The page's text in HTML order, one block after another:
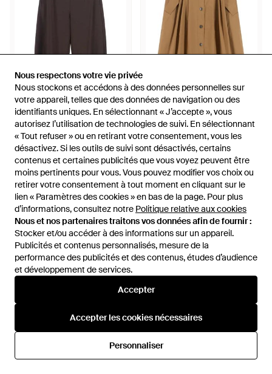
Nous respectons votre vie privée
Nous stockons et accédons à des données personnelles sur
votre appareil, telles que des données de navigation ou des
identifiants uniques. En sélectionnant « J’accepte », vous
autorisez l’utilisation de technologies de suivi. En sélectionnant
« Tout refuser » ou en retirant votre consentement, vous les
désactivez. Si les outils de suivi sont désactivés, certains
contenus et certaines publicités que vous voyez peuvent être
moins pertinents pour vous. Vous pouvez modifier vos choix ou
retirer votre consentement à tout moment en cliquant sur le
lien « Paramètres des cookies » en bas de la page. Pour plus
d’informations, consultez notre Politique relative aux cookies
Nous et nos partenaires traitons vos données afin de fournir :
Stocker et/ou accéder à des informations sur un appareil.
Publicités et contenus personnalisés, mesure de la
performance des publicités et des contenus, études d’audience
et développement de services.
Accepter
Accepter les cookies nécessaires
Personnaliser
Nous respectons votre vie privée
Nous stockons et accédons à des données personnelles sur
votre appareil, telles que des données de navigation ou des
identifiants uniques. En sélectionnant « J’accepte », vous
autorisez l’utilisation de technologies de suivi. En sélectionnant
« Tout refuser » ou en retirant votre consentement, vous les
désactivez. Si les outils de suivi sont désactivés, certains
contenus et certaines publicités que vous voyez peuvent être
moins pertinents pour vous. Vous pouvez modifier vos choix ou
retirer votre consentement à tout moment en cliquant sur le
lien « Paramètres des cookies » en bas de la page. Pour plus
d’informations, consultez notre Politique relative aux cookies
Nous et nos partenaires traitons vos données afin de fournir :
Stocker et/ou accéder à des informations sur un appareil.
Publicités et contenus personnalisés, mesure de la
performance des publicités et des contenus, études d’audience
et développement de services.
Accepter
Accepter les cookies nécessaires
Personnaliser
143 €128 €
8pm
Pantalon Rio De Janeiro Côtelé
- Blanc
DeFARFETCH
RÉDUCTION
196 €154 €
8pm
Jupe Trapèze À Boutons
Décoratifs - Neutre
DeFARFETCH
RÉDUCTION
194 €